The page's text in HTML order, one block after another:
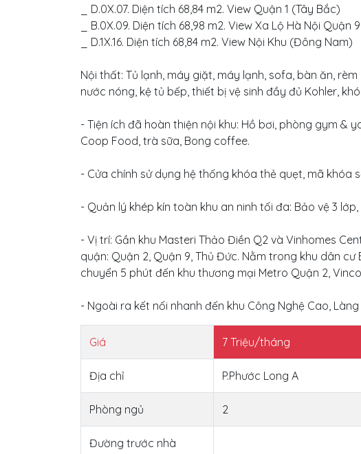
_ D.0X.07. Diện tích 68,84 m2. View Quận 1 (Tây Bắc)
_ B.0X.09. Diện tích 68,98 m2. View Xa Lộ Hà Nội Quận
_ D.1X.16. Diện tích 68,84 m2. View Nội Khu (Đông Nam)
Nội thất: Tủ lạnh, máy giặt, máy lạnh, sofa, bàn ăn,
nước nóng, kệ tủ bếp, thiết bị vệ sinh đầy đủ Kohler,
- Tiện ích đã hoàn thiện nội khu: Hồ bơi, phòng gym &
Coop Food, trà sữa, Bong coffee.
- Cửa chính sử dụng hệ thống khóa thẻ quẹt, mã
- Quản lý khép kín toàn khu an ninh tối đa: Bảo vệ 3
- Vị trí: Gần khu Masteri Thảo Điền Q2 và Vinhomes
quận: Quận 2, Quận 9, Thủ Đức. Nằm trong khu dân
chuyển 5 phút đến khu thương mại Metro Quận 2,
- Ngoài ra kết nối nhanh đến khu Công Nghệ Cao,
Giá 7 Triệu/tháng
Địa chỉ P.Phước Long A
Phòng ngủ 2
Đường trước nhà